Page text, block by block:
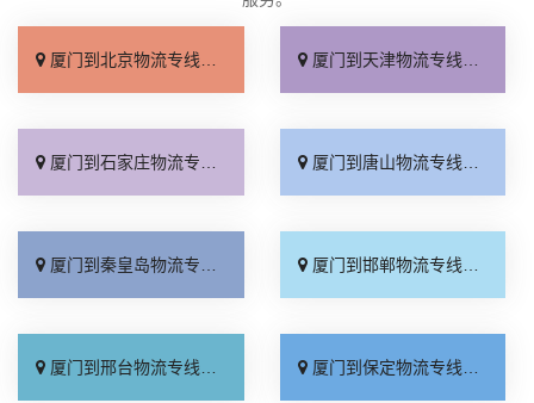
厦门到北京物流专线_直达不中转「送货到门」 厦门到天津物流专线_运保时效「高效快运」
厦门到石家庄物流专线_准时准点「多少公里」 厦门到唐山物流专线_全境派送「收费介绍」
厦门到秦皇岛物流专线_高效运输「运保时效」 厦门到邯郸物流专线_物流拼车「全境配送」
厦门到邢台物流专线_专业靠谱「上门提货」 厦门到保定物流专线_全程直达「高效运输」